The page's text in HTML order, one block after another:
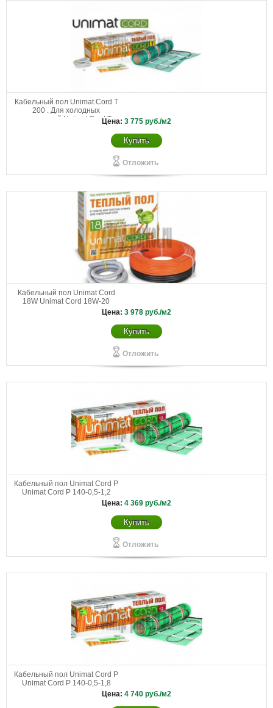
Кабельный пол Unimat Cord T
200 . Для холодных
помещений Unimat Cord ТЦена: 3 775 руб./м2
Купить
Отложить
Кабельный пол Unimat Cord
18W Unimat Cord 18W-20
Цена: 3 978 руб./м2
Купить
Отложить
Кабельный пол Unimat Cord P
Unimat Cord P 140-0,5-1,2
Цена: 4 369 руб./м2
Купить
Отложить
Кабельный пол Unimat Cord P
Unimat Cord P 140-0,5-1,8
Цена: 4 740 руб./м2